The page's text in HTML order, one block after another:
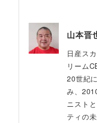
山本晋
日産ス
リーム
20世紀
み、
ニスト
ティの